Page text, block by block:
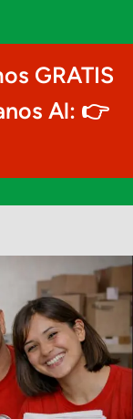
GRATIS
Al: 👉